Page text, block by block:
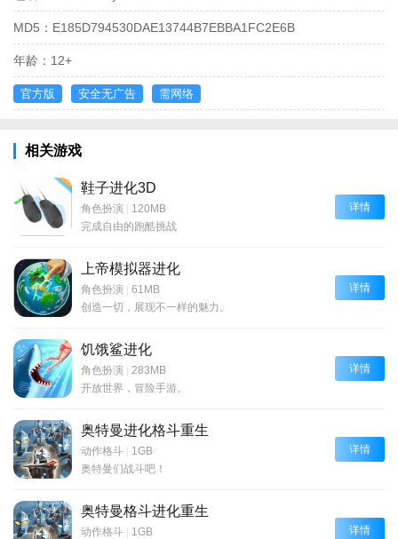
MD5： E185D794530DAE13744B7EBBA1FC2E6B
年龄： 12+
官方版 安全无广告 需网络
相关游戏
鞋子进化3D
角色扮演 | 120MB
完成自由的跑酷挑战
详情
上帝模拟器进化
角色扮演 | 61MB
创造一切，展现不一样的魅力。
详情
饥饿鲨进化
角色扮演 | 283MB
开放世界，冒险手游。
详情
奥特曼进化格斗重生
动作格斗 | 1GB
奥特曼们战斗吧！
详情
奥特曼格斗进化重生
动作格斗 | 1GB
详情